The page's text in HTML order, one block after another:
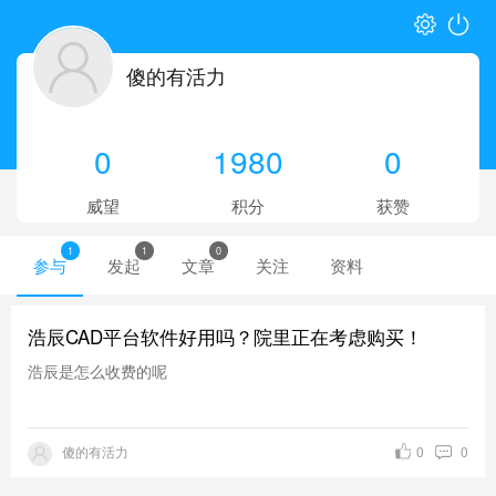
傻的有活力
0
威望
1980
积分
0
获赞
参与
1
发起
1
文章
0
关注 资料
浩辰CAD平台软件好用吗？院里正在考虑购买！
浩辰是怎么收费的呢
傻的有活力 0
0